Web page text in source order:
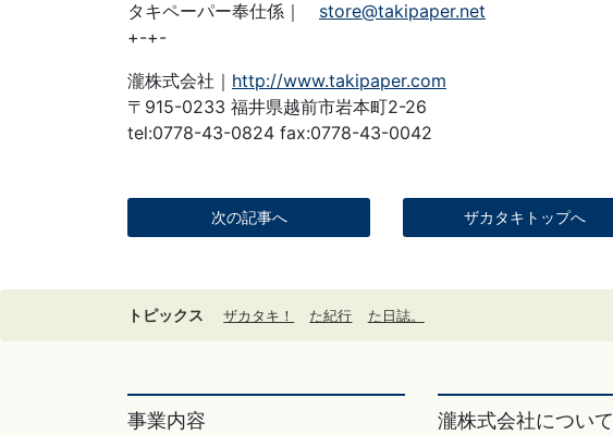
タキペーパー奉仕係｜ store@takipaper.net
+-+-
瀧株式会社｜ http://www.takipaper.com
〒915-0233 福井県越前市岩本町2-26
tel:0778-43-0824 fax:0778-43-0042
次の記事へ ザカタキトップへ
トピックス ザカタキ！ た紀行 た日誌。
事業内容 瀧株式会社について